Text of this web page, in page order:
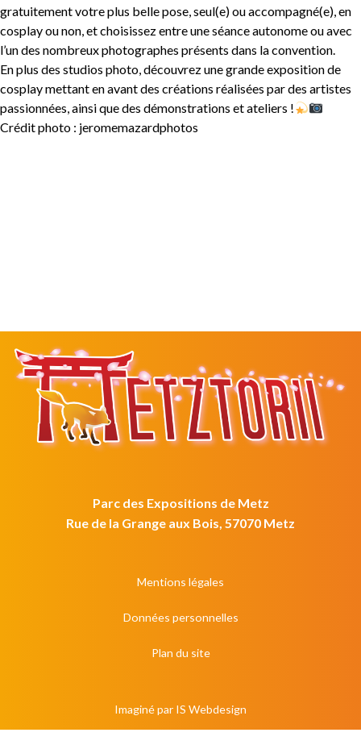
gratuitement votre plus belle pose, seul(e) ou accompagné(e), en
cosplay ou non, et choisissez entre une séance autonome ou avec
l’un des nombreux photographes présents dans la convention.
En plus des studios photo, découvrez une grande exposition de
cosplay mettant en avant des créations réalisées par des artistes
passionnées, ainsi que des démonstrations et ateliers !
Crédit photo : jeromemazardphotos
Parc des Expositions de Metz
Rue de la Grange aux Bois, 57070 Metz
Mentions légales
Données personnelles
Plan du site
Imaginé par IS Webdesign